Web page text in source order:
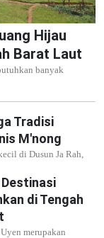
Hijau
Barat Laut
banyak
Tradisi
M'nong
di Dusun Ja Rah,
di Tengah
merupakan